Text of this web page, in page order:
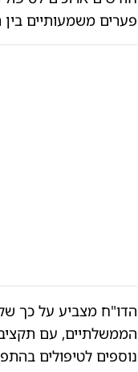
פערים משמעותיים בין
הדו"ח מצביע על כך